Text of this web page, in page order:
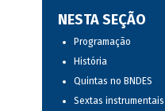
NESTA SEÇÃO
Programação
História
Quintas no BNDES
Sextas instrumentais